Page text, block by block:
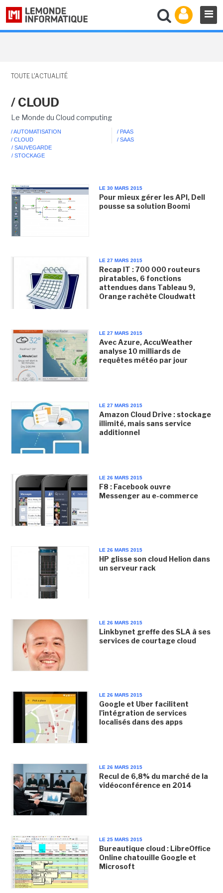
TOUTE L'ACTUALITÉ
/ CLOUD
Le Monde du Cloud computing
/ AUTOMATISATION
/ CLOUD
/ PAAS
/ SAAS
/ SAUVEGARDE
/ STOCKAGE
LE 30 MARS 2015
Pour mieux gérer les API, Dell
pousse sa solution Boomi
LE 27 MARS 2015
Recap IT : 700 000 routeurs
piratables, 6 fonctions
attendues dans Tableau 9,
Orange rachète Cloudwatt
LE 27 MARS 2015
Avec Azure, AccuWeather
analyse 10 milliards de
requêtes météo par jour
LE 27 MARS 2015
Amazon Cloud Drive : stockage
illimité, mais sans service
additionnel
LE 26 MARS 2015
F8 : Facebook ouvre
Messenger au e-commerce
LE 26 MARS 2015
HP glisse son cloud Helion dans
un serveur rack
LE 26 MARS 2015
Linkbynet greffe des SLA à ses
services de courtage cloud
LE 26 MARS 2015
Google et Uber facilitent
l'intégration de services
localisés dans des apps
LE 26 MARS 2015
Recul de 6,8% du marché de la
vidéoconférence en 2014
LE 25 MARS 2015
Bureautique cloud : LibreOffice
Online chatouille Google et
Microsoft